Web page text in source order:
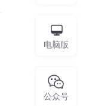
电脑版
公众号